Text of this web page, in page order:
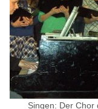
Singen: Der